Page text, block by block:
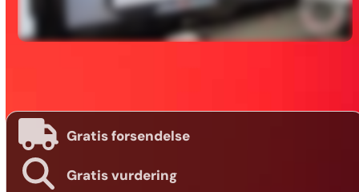
Gratis forsendelse
Gratis vurdering